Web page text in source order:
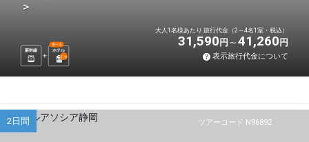
＞
新幹線 ホテル
選べる
1 泊
大人1名様あたり 旅行代金（2～4名1室・税込）
31,590 円 41,260 円
表示旅行代金について
ツアーコード N96892
2日間